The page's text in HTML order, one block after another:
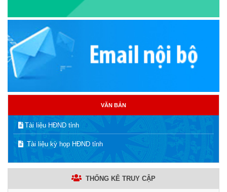
VĂN BẢN
Tài liệu HĐND tỉnh
Tài liệu kỳ họp HĐND tỉnh
THỐNG KÊ TRUY CẬP